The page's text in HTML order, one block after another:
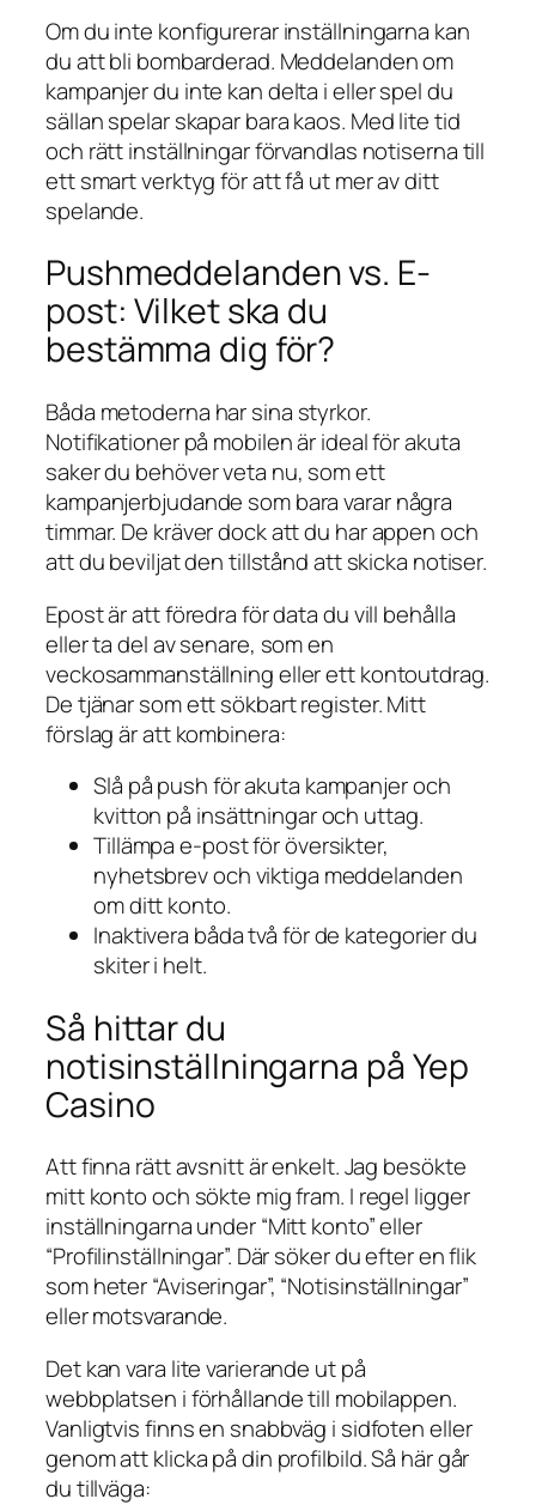
Om du inte konfigurerar inställningarna kan
du att bli bombarderad. Meddelanden om
kampanjer du inte kan delta i eller spel du
sällan spelar skapar bara kaos. Med lite tid
och rätt inställningar förvandlas notiserna till
ett smart verktyg för att få ut mer av ditt
spelande.
Pushmeddelanden vs. E-
post: Vilket ska du
bestämma dig för?
Båda metoderna har sina styrkor.
Notifikationer på mobilen är ideal för akuta
saker du behöver veta nu, som ett
kampanjerbjudande som bara varar några
timmar. De kräver dock att du har appen och
att du beviljat den tillstånd att skicka notiser.
Epost är att föredra för data du vill behålla
eller ta del av senare, som en
veckosammanställning eller ett kontoutdrag.
De tjänar som ett sökbart register. Mitt
förslag är att kombinera:
Slå på push för akuta kampanjer och
kvitton på insättningar och uttag.
Tillämpa e-post för översikter,
nyhetsbrev och viktiga meddelanden
om ditt konto.
Inaktivera båda två för de kategorier du
skiter i helt.
Så hittar du
notisinställningarna på Yep
Casino
Att finna rätt avsnitt är enkelt. Jag besökte
mitt konto och sökte mig fram. I regel ligger
inställningarna under “Mitt konto” eller
“Profilinställningar”. Där söker du efter en flik
som heter “Aviseringar”, “Notisinställningar”
eller motsvarande.
Det kan vara lite varierande ut på
webbplatsen i förhållande till mobilappen.
Vanligtvis finns en snabbväg i sidfoten eller
genom att klicka på din profilbild. Så här går
du tillväga: